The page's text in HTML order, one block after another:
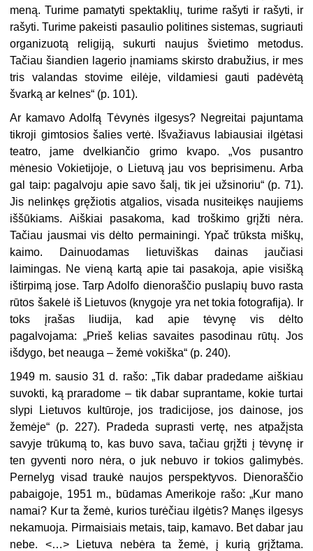
meną. Turime pamatyti spektaklių, turime rašyti ir rašyti, ir
rašyti. Turime pakeisti pasaulio politines sistemas, sugriauti
organizuotą religiją, sukurti naujus švietimo metodus.
Tačiau šiandien lagerio įnamiams skirsto drabužius, ir mes
tris valandas stovime eilėje, vildamiesi gauti padėvėtą
švarką ar kelnes“ (p. 101).
Ar kamavo Adolfą Tėvynės ilgesys? Negreitai pajuntama
tikroji gimtosios šalies vertė. Išvažiavus labiausiai ilgėtasi
teatro, jame dvelkiančio grimo kvapo. „Vos pusantro
mėnesio Vokietijoje, o Lietuvą jau vos beprisimenu. Arba
gal taip: pagalvoju apie savo šalį, tik jei užsinoriu“ (p. 71).
Jis nelinkęs gręžiotis atgalios, visada nusiteikęs naujiems
iššūkiams. Aiškiai pasakoma, kad troškimo grįžti nėra.
Tačiau jausmai vis dėlto permainingi. Ypač trūksta miškų,
kaimo. Dainuodamas lietuviškas dainas jaučiasi
laimingas. Ne vieną kartą apie tai pasakoja, apie visišką
ištirpimą jose. Tarp Adolfo dienoraščio puslapių buvo rasta
rūtos šakelė iš Lietuvos (knygoje yra net tokia fotografija). Ir
toks įrašas liudija, kad apie tėvynę vis dėlto
pagalvojama: „Prieš kelias savaites pasodinau rūtų. Jos
išdygo, bet neauga – žemė vokiška“ (p. 240).
1949 m. sausio 31 d. rašo: „Tik dabar pradedame aiškiau
suvokti, ką praradome – tik dabar suprantame, kokie turtai
slypi Lietuvos kultūroje, jos tradicijose, jos dainose, jos
žemėje“ (p. 227). Pradeda suprasti vertę, nes atpažįsta
savyje trūkumą to, kas buvo sava, tačiau grįžti į tėvynę ir
ten gyventi noro nėra, o juk nebuvo ir tokios galimybės.
Pernelyg visad traukė naujos perspektyvos. Dienoraščio
pabaigoje, 1951 m., būdamas Amerikoje rašo: „Kur mano
namai? Kur ta žemė, kurios turėčiau ilgėtis? Manęs ilgesys
nekamuoja. Pirmaisiais metais, taip, kamavo. Bet dabar jau
nebe. <…> Lietuva nebėra ta žemė, į kurią grįžtama.